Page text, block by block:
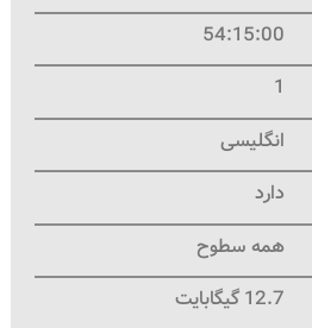
54:15:00
1
انگلیسی
دارد
همه سطوح
12.7 گیگابایت